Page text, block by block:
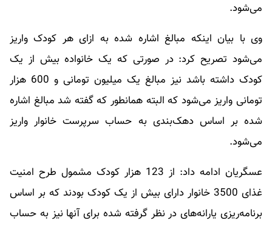
می‌شود.
وی با بیان اینکه مبالغ اشاره شده به ازای هر کودک واریز
می‌شود تصریح کرد: در صورتی که یک خانواده بیش از یک
کودک داشته باشد نیز مبالغ یک میلیون تومانی و 600 هزار
تومانی واریز می‌شود که البته همانطور که گفته شد مبالغ اشاره
شده بر اساس دهک‌بندی به حساب سرپرست خانوار واریز
می‌شود.
عسگریان ادامه داد: از 123 هزار کودک مشمول طرح امنیت
غذای 3500 خانوار دارای بیش از یک کودک بودند که بر اساس
برنامه‌ریزی یارانه‌های در نظر گرفته شده برای آنها نیز به حساب